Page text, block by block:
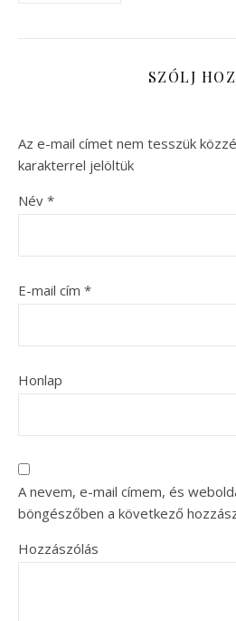
SZÓLJ
Az e-mail címet nem tesszük
karakterrel jelöltük
Név *
E-mail cím *
Honlap
A nevem, e-mail címem, és
böngészőben a következő
Hozzászólás